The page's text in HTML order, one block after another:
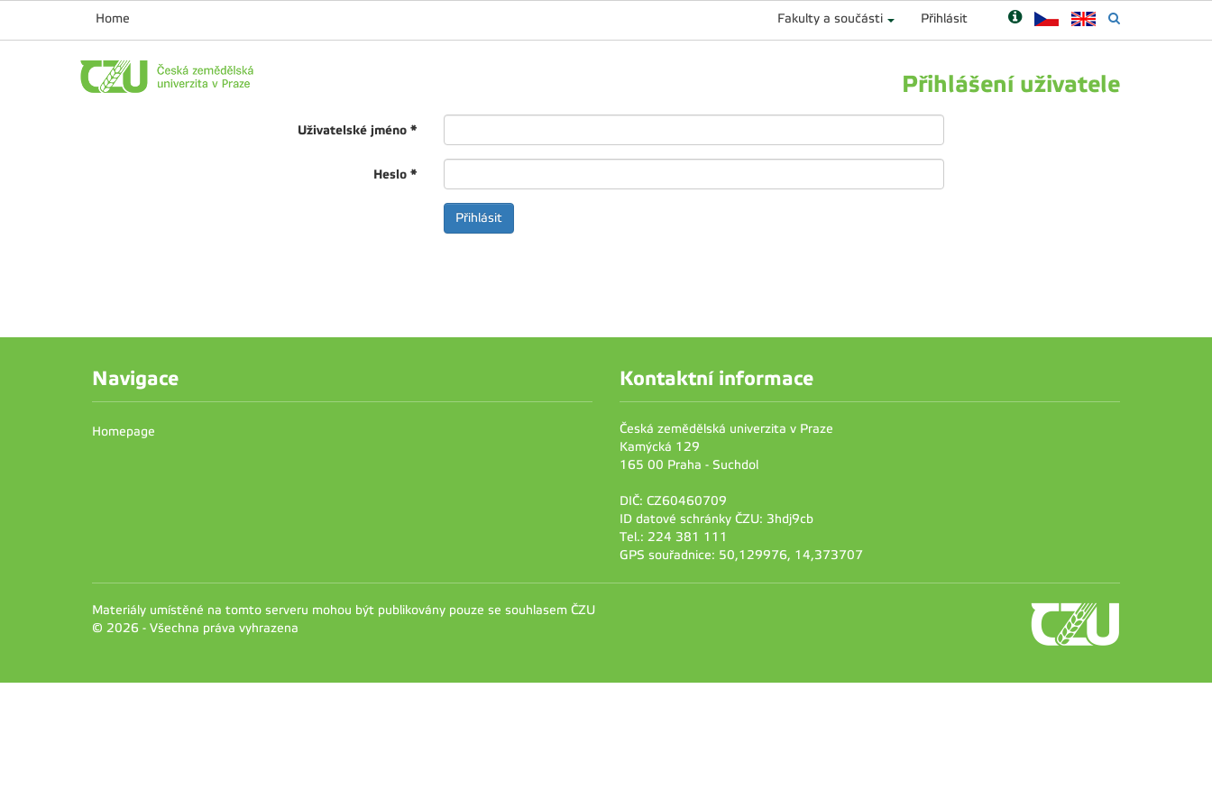
Home Fakulty a součásti Přihlásit
Přihlášení uživatele
Uživatelské jméno *
Heslo *
Navigace
Homepage
Kontaktní informace
Česká zemědělská univerzita v Praze
Kamýcká 129
165 00 Praha - Suchdol
DIČ: CZ60460709
ID datové schránky ČZU: 3hdj9cb
Tel.: 224 381 111
GPS souřadnice: 50,129976, 14,373707
Materiály umístěné na tomto serveru mohou být publikovány pouze se souhlasem ČZU
© 2026 - Všechna práva vyhrazena